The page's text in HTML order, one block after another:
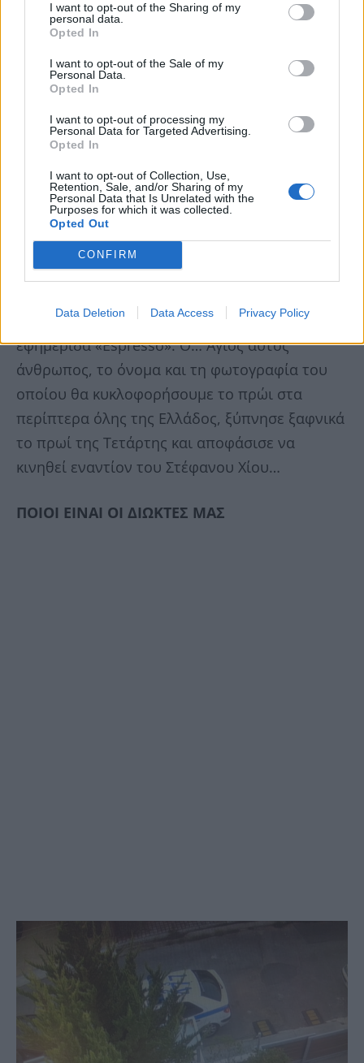
I want to opt-out of the Sharing of my
personal data.
Opted In
I want to opt-out of the Sale of my
Personal Data.
Opted In
I want to opt-out of processing my
Personal Data for Targeted Advertising.
Opted In
I want to opt-out of Collection, Use,
Retention, Sale, and/or Sharing of my
Personal Data that Is Unrelated with the
Purposes for which it was collected.
Opted Out
CONFIRM
Data Deletion Data Access Privacy Policy
σε άλλη εφημερίδα και συγκεκριμένα στην
εφημερίδα «Espresso». Ο… Άγιος αυτός
άνθρωπος, το όνομα και τη φωτογραφία του
οποίου θα κυκλοφορήσουμε το πρώι στα
περίπτερα όλης της Ελλάδος, ξύπνησε ξαφνικά
το πρωί της Τετάρτης και αποφάσισε να
κινηθεί εναντίον του Στέφανου Χίου…
ΠΟΙΟΙ ΕΙΝΑΙ ΟΙ ΔΙΩΚΤΕΣ ΜΑΣ